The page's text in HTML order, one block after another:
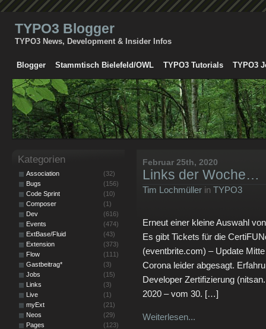
TYPO3 Blogger
TYPO3 News, Development & Insider Infos
Blogger Stammtisch Bielefeld/OWL TYPO3 Tutorials TYPO3
Februar 25th, 2020
Links der Woche…
Tim Lochmüller in TYPO3
Erneut einer kleine Auswahl
Es gibt Tickets für die
(eventbrite.com) – Update
Corona leider abgesagt.
Developer Zertifizierung
2020 – vom 30. […]
Weiterlesen...
Kategorien
Association
(32)
Bugs
(156)
Code Sprint
(10)
Composer
(1)
Dev
(616)
Events
(474)
ExtBase/Fluid
(43)
Extension
(373)
Flow
(111)
Gastbeitrag*
(3)
Jobs
(15)
Links
(3)
Live
(1)
myExt
(21)
Neos
(29)
Pages
(123)